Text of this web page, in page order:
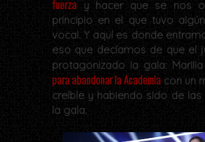
fuerzay hacer que se nos
principio en el que tuvo
vocal. Y aquí es donde
eso que decíamos de que el
protagonizado la gala:
para abandonar la Academiacon un
creíble y habiendo sido de
la gala.